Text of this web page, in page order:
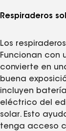
Respiraderos
Los
Funcionan con
convierte en
buena
incluyen
eléctrico del
solar. Esto
tenga acceso